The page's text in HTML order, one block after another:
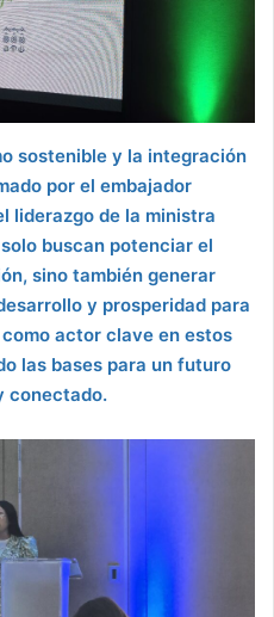
sostenible y la integración
por el embajador
liderazgo de la ministra
buscan potenciar el
sino también generar
y prosperidad para
actor clave en estos
las bases para un futuro
conectado.